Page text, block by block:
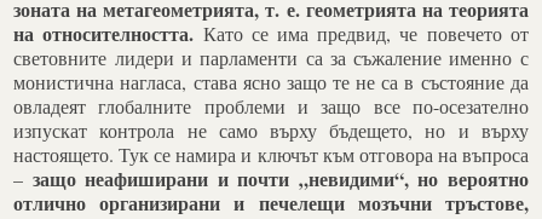
зоната на метагеометрията, т. е. геометрията на теорията
на относителността. Като се има предвид, че повечето от
световните лидери и парламенти са за съжаление именно с
монистична нагласа, става ясно защо те не са в състояние да
овладеят глобалните проблеми и защо все по-осезателно
изпускат контрола не само върху бъдещето, но и върху
настоящето. Тук се намира и ключът към отговора на въпроса
– защо неафиширани и почти „невидими“, но вероятно
отлично организирани и печелещи мозъчни тръстове,